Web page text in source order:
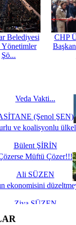
Belediyesi
Yönetimler
Şö...
CHP
Veda Vakti...
(Şenol ŞEN)
ve koalisyonlu
Bülent ŞİRİN
Müftü Çözer!!!
Ali SÜZEN
ekonomisini
Ziya SÜZEN
İşte Biz buyuz...